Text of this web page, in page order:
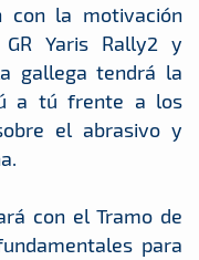
con la motivación
Yaris Rally2 y
gallega tendrá la
a tú frente a los
el abrasivo y
con el Tramo de
para